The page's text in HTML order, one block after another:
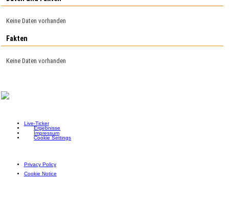
Keine Daten vorhanden
Fakten
Keine Daten vorhanden
Live-Ticker
Ergebnisse
Impressum
Cookie Settings
Privacy Policy
Cookie Notice